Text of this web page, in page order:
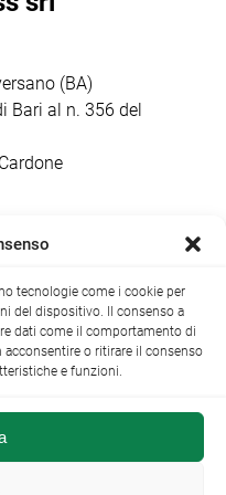
[…]
(BA)
Bari al n. 356 del
Contatti|
•
tecnologie come i cookie per
del dispositivo. Il consenso a
dati come il comportamento di
o ritirare il consenso
e funzioni.